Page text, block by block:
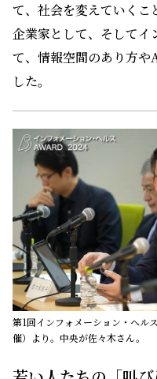
て、社会を変えていくこ
企業家として、そしてイ
て、情報空間のあり方や
した。
第1回インフォメーション・ヘ
催）より。中央が佐々木さん。